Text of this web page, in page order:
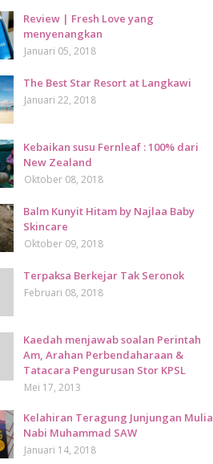
Review | Fresh Love yang
menyenangkan
Januari 05, 2018
The Best Star Resort at Langkawi
Januari 22, 2018
Kebaikan susu Fernleaf : 100% dari
New Zealand
Oktober 08, 2018
Balm Kunyit Hitam by Najlaa Baby
Skincare
Oktober 09, 2018
Terpaksa Berkejar Tak Seronok
Februari 08, 2018
Kaedah menjawab soalan Perintah
Am, Arahan Perbendaharaan &
Tatacara Pengurusan Stor KPSL
Mei 17, 2013
Kelahiran Teragung Junjungan Mulia
Nabi Muhammad SAW
Januari 14, 2018